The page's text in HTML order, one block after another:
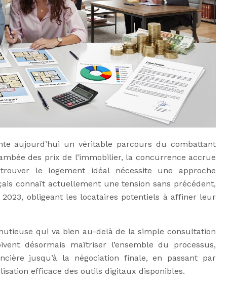
aujourd’hui un véritable parcours du combattant
des prix de l’immobilier, la concurrence accrue
le logement idéal nécessite une approche
connaît actuellement une tension sans précédent,
obligeant les locataires potentiels à affiner leur
qui va bien au-delà de la simple consultation
désormais maîtriser l’ensemble du processus,
jusqu’à la négociation finale, en passant par
efficace des outils digitaux disponibles.